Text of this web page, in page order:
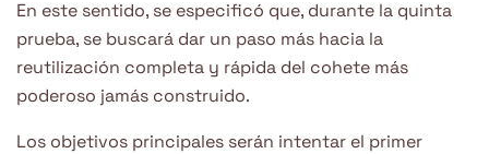
En este sentido, se especificó que, durante la quinta
prueba, se buscará dar un paso más hacia la
reutilización completa y rápida del cohete más
poderoso jamás construido.
Los objetivos principales serán intentar el primer